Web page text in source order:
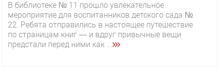
В библиотеке № 11 прошло увлекательное
мероприятие для воспитанников детского сада №
22. Ребята отправились в настоящее путешествие
по страницам книг — и вдруг привычные вещи
предстали перед ними как ...